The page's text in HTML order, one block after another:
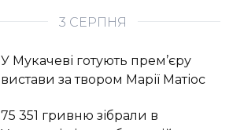
3 СЕРПНЯ
У Мукачеві готують прем’єру
вистави за твором Марії Матіос
75 351 гривню зібрали в